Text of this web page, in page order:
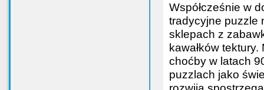
Współcześnie w
tradycyjne puzzle
sklepach z
kawałków
choćby w latach
puzzlach jako